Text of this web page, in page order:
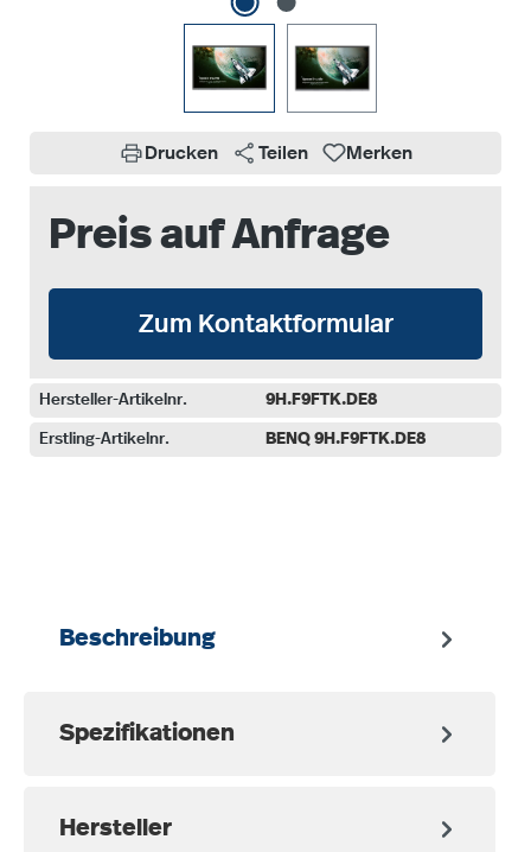
Drucken Teilen Merken
Preis auf Anfrage
Zum Kontaktformular
Hersteller-Artikelnr. 9H.F9FTK.DE8
Erstling-Artikelnr. BENQ 9H.F9FTK.DE8
Beschreibung
Spezifikationen
Hersteller